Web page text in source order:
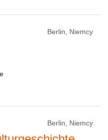
Berlin, Niemcy
Berlin, Niemcy